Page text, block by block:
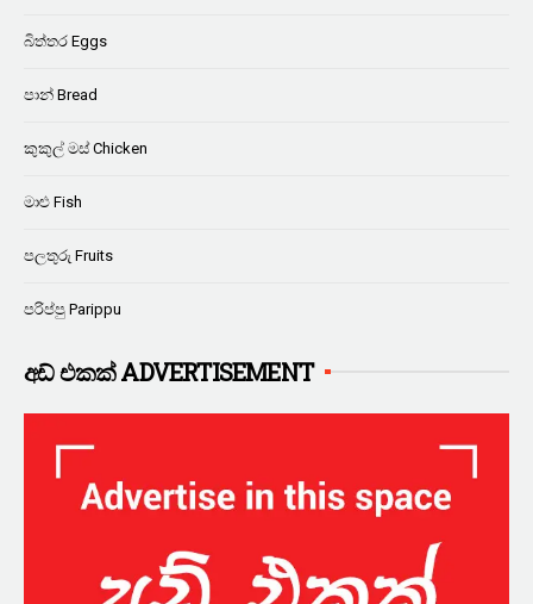
බිත්තර Eggs
පාන් Bread
කුකුල් මස් Chicken
මාළු Fish
පලතුරු Fruits
පරිප්පු Parippu
අඩ් එකක් ADVERTISEMENT